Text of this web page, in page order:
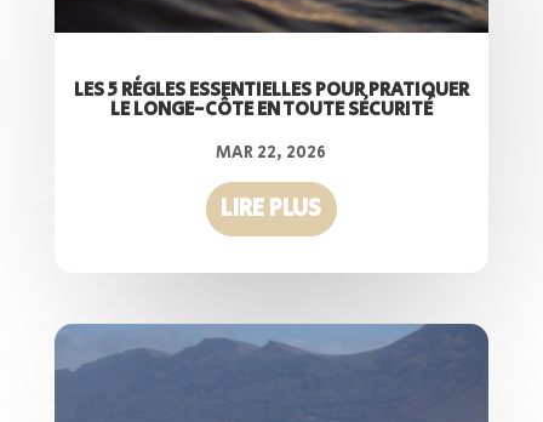
LES 5 RÈGLES ESSENTIELLES POUR PRATIQUER
LE LONGE-CÔTE EN TOUTE SÉCURITÉ
MAR 22, 2026
LIRE PLUS